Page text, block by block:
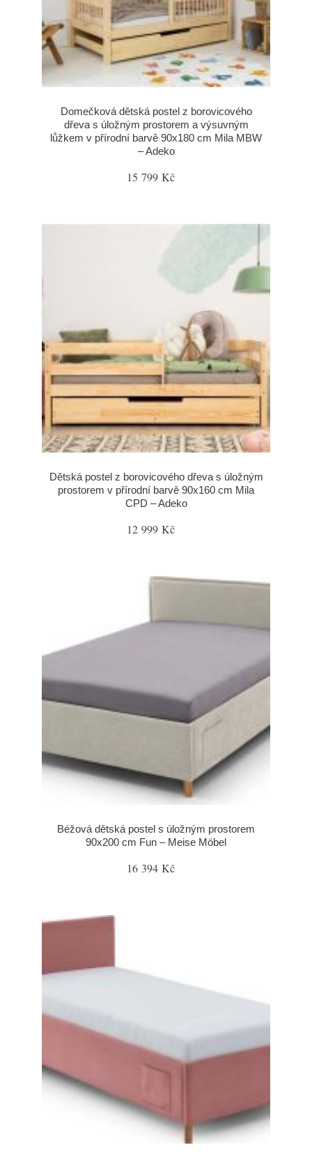
Domečková dětská postel z borovicového
dřeva s úložným prostorem a výsuvným
lůžkem v přírodní barvě 90x180 cm Mila MBW
– Adeko
15 799 Kč
Dětská postel z borovicového dřeva s úložným
prostorem v přírodní barvě 90x160 cm Mila
CPD – Adeko
12 999 Kč
Béžová dětská postel s úložným prostorem
90x200 cm Fun – Meise Möbel
16 394 Kč